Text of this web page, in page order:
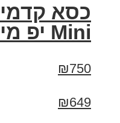
Mini יפ מיני יאפ
₪750
₪649